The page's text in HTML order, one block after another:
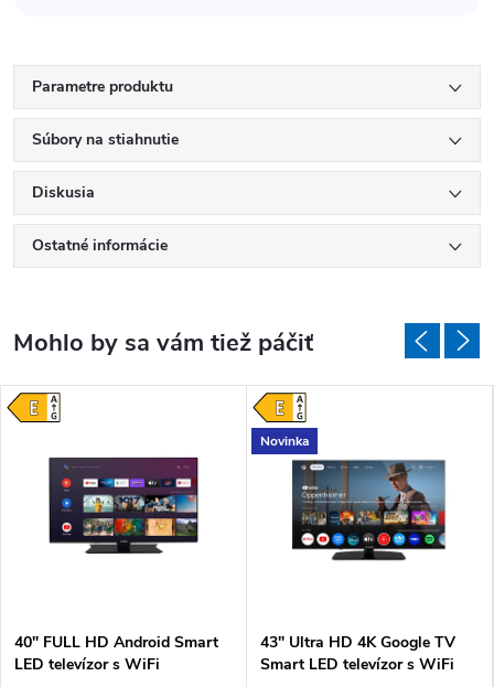
Parametre produktu
Súbory na stiahnutie
Diskusia
Ostatné informácie
40" FULL HD Android Smart
LED televízor s WiFi
Novinka
43" Ultra HD 4K Google TV
Smart LED televízor s WiFi